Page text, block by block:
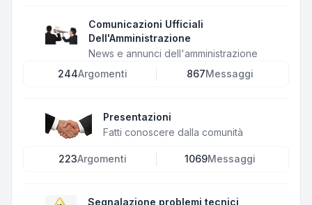
Comunicazioni Ufficiali
Dell'Amministrazione
News e annunci dell'amministrazione
244Argomenti 867Messaggi
Presentazioni
Fatti conoscere dalla comunità
223Argomenti 1069Messaggi
Segnalazione problemi tecnici